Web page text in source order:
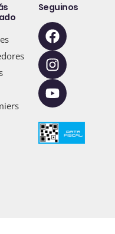
Seguinos
F
a
c
e
b
o
o
k
I
n
s
t
a
g
r
a
m
Y
o
u
t
u
b
e